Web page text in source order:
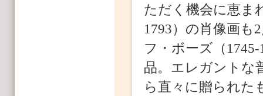
ただく機会に恵ま
1793）の肖像画
フ・ボーズ（
品。エレガントな
ら直々に贈られた